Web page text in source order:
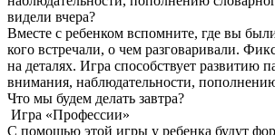
видели вчера?
Вместе с ребенком вспомните, где вы
кого встречали, о чем разговаривали.
на деталях. Игра способствует развитию
внимания, наблюдательности,
Что мы будем делать завтра?
Игра «Профессии»
С помощью этой игры у ребенка будут